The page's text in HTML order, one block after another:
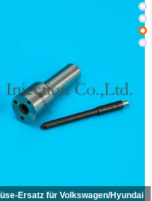
Ersatz für Volkswagen/Hyundai